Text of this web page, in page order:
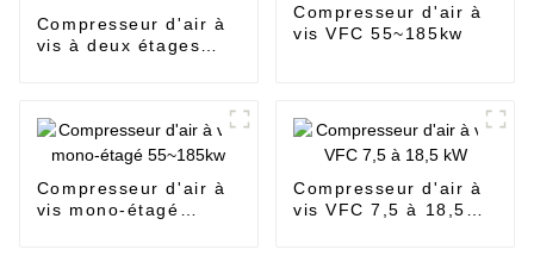
Compresseur d'air à
vis à deux étages
Compresseur d'air à
vis VFC 55~185kw
Compresseur d'air à
vis mono-étagé
Compresseur d'air à
vis VFC 7,5 à 18,5